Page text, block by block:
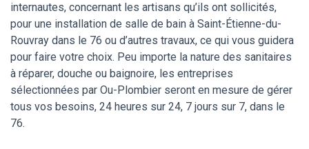
internautes, concernant les artisans qu’ils ont sollicités,
pour une installation de salle de bain à Saint-Étienne-du-
Rouvray dans le 76 ou d’autres travaux, ce qui vous guidera
pour faire votre choix. Peu importe la nature des sanitaires
à réparer, douche ou baignoire, les entreprises
sélectionnées par Ou-Plombier seront en mesure de gérer
tous vos besoins, 24 heures sur 24, 7 jours sur 7, dans le
76.